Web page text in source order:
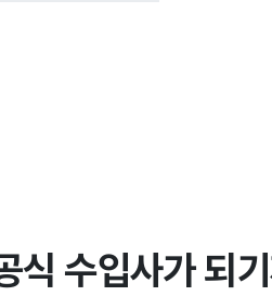
식 수입사가 되